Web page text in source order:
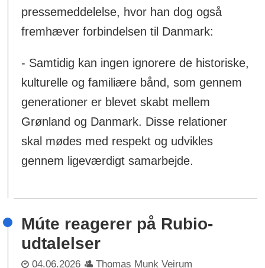
pressemeddelelse, hvor han dog også
fremhæver forbindelsen til Danmark:
- Samtidig kan ingen ignorere de historiske,
kulturelle og familiære bånd, som gennem
generationer er blevet skabt mellem
Grønland og Danmark. Disse relationer
skal mødes med respekt og udvikles
gennem ligeværdigt samarbejde.
Múte reagerer på Rubio-
udtalelser
04.06.2026 Thomas Munk Veirum